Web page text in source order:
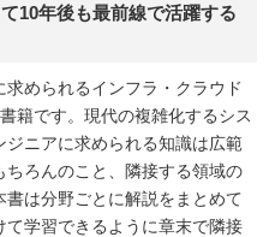
10年後も最前線で活躍する
められるインフラ・クラウド
籍です。現代の複雑化するシス
ニアに求められる知識は広範
ろんのこと、隣接する領域の
は分野ごとに解説をまとめて
学習できるように章末で隣接